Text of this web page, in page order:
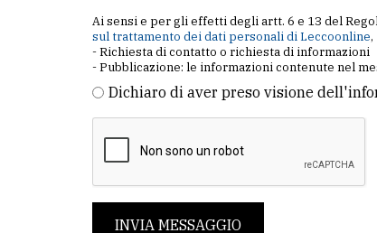
Ai sensi e per gli effetti degli artt. 6 e 13 del
sul trattamento dei dati personali di Leccoonline,
- Richiesta di contatto o richiesta di informazioni
- Pubblicazione: le informazioni contenute nel
Dichiaro di aver preso visione
INVIA MESSAGGIO